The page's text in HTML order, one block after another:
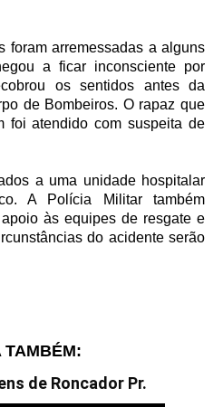
foram arremessadas a alguns
a ficar inconsciente por
os sentidos antes da
de Bombeiros. O rapaz que
foi atendido com suspeita de
a uma unidade hospitalar
A Polícia Militar também
às equipes de resgate e
do acidente serão
TAMBÉM:
de Roncador Pr.